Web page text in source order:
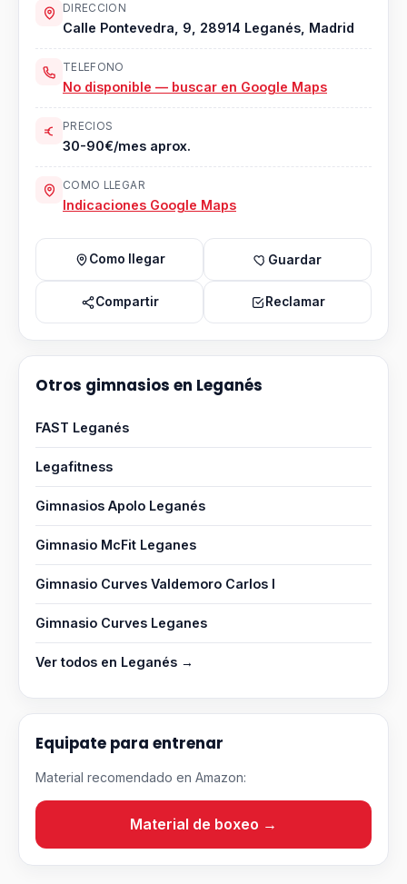
DIRECCION
Calle Pontevedra, 9, 28914 Leganés, Madrid
TELEFONO
No disponible — buscar en Google Maps
PRECIOS
30-90€/mes aprox.
COMO LLEGAR
Indicaciones Google Maps
Como llegar Guardar
Compartir Reclamar
Otros gimnasios en Leganés
FAST Leganés
Legafitness
Gimnasios Apolo Leganés
Gimnasio McFit Leganes
Gimnasio Curves Valdemoro Carlos I
Gimnasio Curves Leganes
Ver todos en Leganés →
Equipate para entrenar
Material recomendado en Amazon:
Material de boxeo →